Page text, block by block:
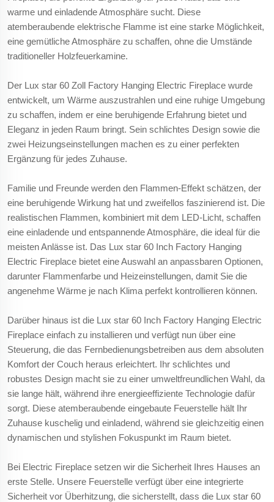
warme und einladende Atmosphäre sucht. Diese
atemberaubende elektrische Flamme ist eine starke Möglichkeit,
eine gemütliche Atmosphäre zu schaffen, ohne die Umstände
traditioneller Holzfeuerkamine.
Der Lux star 60 Zoll Factory Hanging Electric Fireplace wurde
entwickelt, um Wärme auszustrahlen und eine ruhige Umgebung
zu schaffen, indem er eine beruhigende Erfahrung bietet und
Eleganz in jeden Raum bringt. Sein schlichtes Design sowie die
zwei Heizungseinstellungen machen es zu einer perfekten
Ergänzung für jedes Zuhause.
Familie und Freunde werden den Flammen-Effekt schätzen, der
eine beruhigende Wirkung hat und zweifellos faszinierend ist. Die
realistischen Flammen, kombiniert mit dem LED-Licht, schaffen
eine einladende und entspannende Atmosphäre, die ideal für die
meisten Anlässe ist. Das Lux star 60 Inch Factory Hanging
Electric Fireplace bietet eine Auswahl an anpassbaren Optionen,
darunter Flammenfarbe und Heizeinstellungen, damit Sie die
angenehme Wärme je nach Klima perfekt kontrollieren können.
Darüber hinaus ist die Lux star 60 Inch Factory Hanging Electric
Fireplace einfach zu installieren und verfügt nun über eine
Steuerung, die das Fernbedienungsbetreiben aus dem absoluten
Komfort der Couch heraus erleichtert. Ihr schlichtes und
robustes Design macht sie zu einer umweltfreundlichen Wahl, da
sie lange hält, während ihre energieeffiziente Technologie dafür
sorgt. Diese atemberaubende eingebaute Feuerstelle hält Ihr
Zuhause kuschelig und einladend, während sie gleichzeitig einen
dynamischen und stylishen Fokuspunkt im Raum bietet.
Bei Electric Fireplace setzen wir die Sicherheit Ihres Hauses an
erste Stelle. Unsere Feuerstelle verfügt über eine integrierte
Sicherheit vor Überhitzung, die sicherstellt, dass die Lux star 60